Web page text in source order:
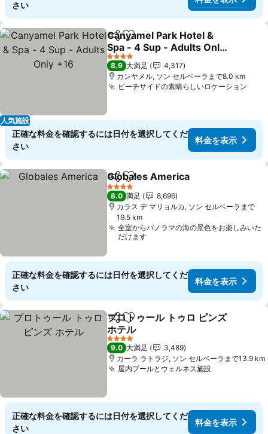
さい
人気施設
シェアお気に入りに追加
Canyamel Park Hotel &
Spa - 4 Sup - Adults Only
+16
4 ホテルのランク
8.9 大満足
4,317
カンヤメル, ソン セルベーラまで8.0 km
ビーチサイドの素晴らしいロケーション
正確な料金を確認するには日付を選択してくだ
さい
料金を表示
シェアお気に入りに追加
Globales America
4 ホテルのランク
8.0 満足
8,696
カラス デ マリョルカ, ソン セルベーラまで
19.5 km
全室からパノラマの海の景色をお楽しみいた
だけます
正確な料金を確認するには日付を選択してくだ
さい
料金を表示
シェアお気に入りに追加
プロトゥール トゥロ ピンズ
ホテル
4 ホテルのランク
9.0 大満足
3,489
カーラ ラトラジ, ソン セルベーラまで13.9 km
屋内プールとウェルネス施設
正確な料金を確認するには日付を選択してくだ
さい
料金を表示